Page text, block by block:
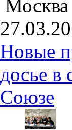
Москва
Новые
досье в
Союзе